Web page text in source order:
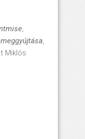
,
,
Miklós